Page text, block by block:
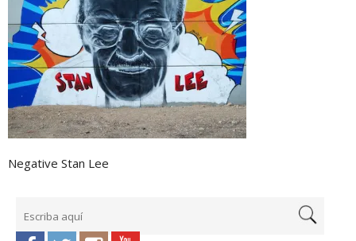
Negative Stan Lee